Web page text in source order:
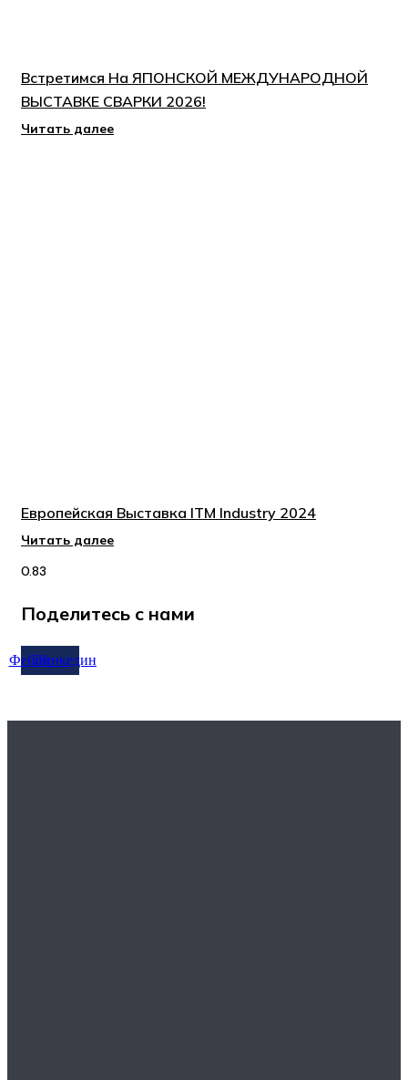
Встретимся На ЯПОНСКОЙ МЕЖДУНАРОДНОЙ
ВЫСТАВКЕ СВАРКИ 2026!
Читать далее
Европейская Выставка ITM Industry 2024
Читать далее
Поделитесь с нами
Фейсбук
Линкедин